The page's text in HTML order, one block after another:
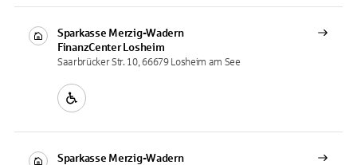
Sparkasse Merzig-Wadern
FinanzCenter
Losheim
Saarbrücker Str. 10, 66679 Losheim am See
Sparkasse Merzig-Wadern